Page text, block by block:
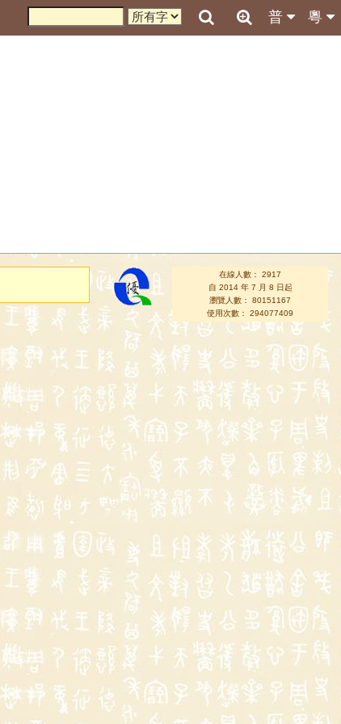
粵
普
在線人數： 2917
自 2014 年 7 月 8 日起
瀏覽人數： 80151167
使用次數： 294077409